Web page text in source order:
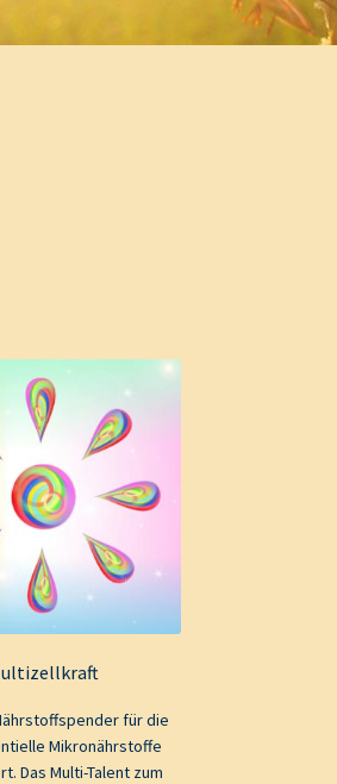
für die
Mikronährstoffe
Das Multi-Talent zum